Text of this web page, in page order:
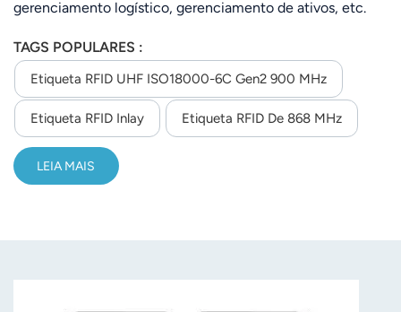
gerenciamento logístico, gerenciamento de ativos, etc.
TAGS POPULARES :
Etiqueta RFID UHF ISO18000-6C Gen2 900 MHz
Etiqueta RFID Inlay Etiqueta RFID De 868 MHz
LEIA MAIS